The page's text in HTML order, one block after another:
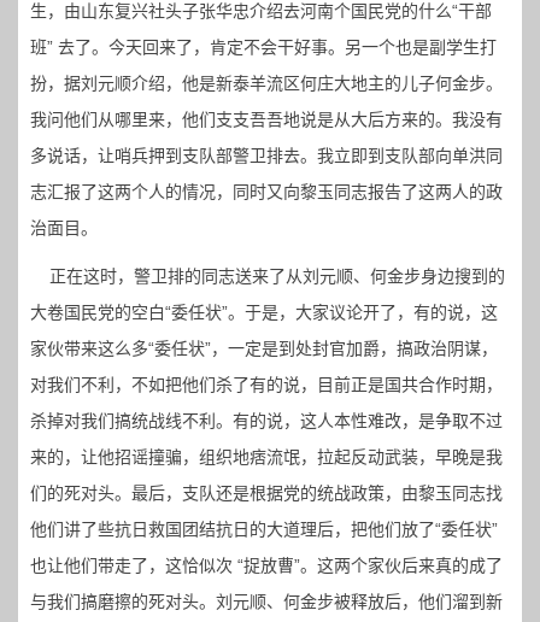
生，由山东复兴社头子张华忠介绍去河南个国民党的什么“干部
班” 去了。今天回来了，肯定不会干好事。另一个也是副学生打
扮，据刘元顺介绍，他是新泰羊流区何庄大地主的儿子何金步。
我问他们从哪里来，他们支支吾吾地说是从大后方来的。我没有
多说话，让哨兵押到支队部警卫排去。我立即到支队部向单洪同
志汇报了这两个人的情况，同时又向黎玉同志报告了这两人的政
治面目。
正在这时，警卫排的同志送来了从刘元顺、何金步身边搜到的
大卷国民党的空白“委任状”。于是，大家议论开了，有的说，这
家伙带来这么多“委任状”，一定是到处封官加爵，搞政治阴谋，
对我们不利，不如把他们杀了有的说，目前正是国共合作时期，
杀掉对我们搞统战线不利。有的说，这人本性难改，是争取不过
来的，让他招谣撞骗，组织地痞流氓，拉起反动武装，早晚是我
们的死对头。最后，支队还是根据党的统战政策，由黎玉同志找
他们讲了些抗日救国团结抗日的大道理后，把他们放了“委任状”
也让他们带走了，这恰似次 “捉放曹”。这两个家伙后来真的成了
与我们搞磨擦的死对头。刘元顺、何金步被释放后，他们溜到新